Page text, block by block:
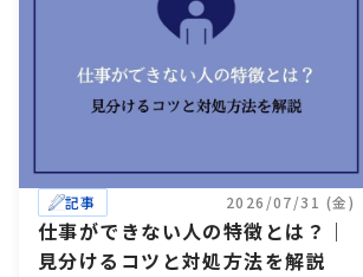
記事 2026/07/31 (金)
仕事ができない人の特徴とは？｜
見分けるコツと対処方法を解説